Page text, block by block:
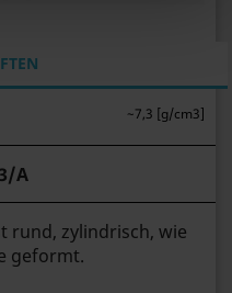
~7,3 [g/cm3]
A
rund, zylindrisch, wie
geformt.